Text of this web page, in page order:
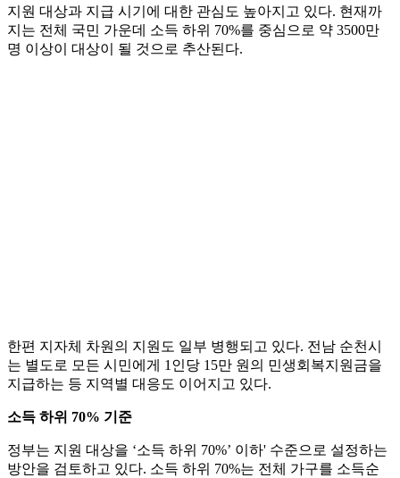
지원 대상과 지급 시기에 대한 관심도 높아지고 있다. 현재까
지는 전체 국민 가운데 소득 하위 70%를 중심으로 약 3500만
명 이상이 대상이 될 것으로 추산된다.
한편 지자체 차원의 지원도 일부 병행되고 있다. 전남 순천시
는 별도로 모든 시민에게 1인당 15만 원의 민생회복지원금을
지급하는 등 지역별 대응도 이어지고 있다.
소득 하위 70% 기준
정부는 지원 대상을 ‘소득 하위 70%’ 이하' 수준으로 설정하는
방안을 검토하고 있다. 소득 하위 70%는 전체 가구를 소득순